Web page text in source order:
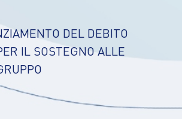
DEL DEBITO
IL SOSTEGNO ALLE